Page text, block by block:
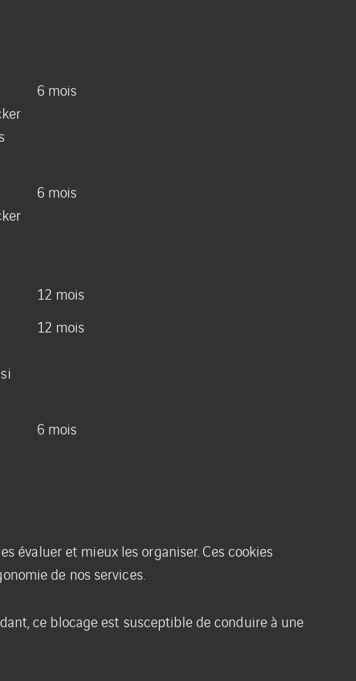
6 mois
6 mois
12 mois
12 mois
6 mois
évaluer et mieux les organiser. Ces cookies
de nos services.
ce blocage est susceptible de conduire à une